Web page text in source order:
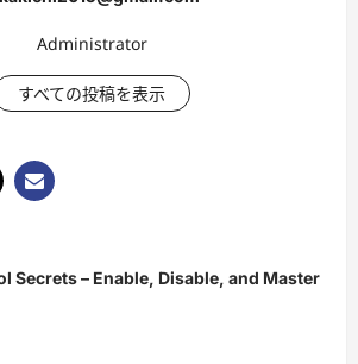
Administrator
すべての投稿を表示
Secrets – Enable, Disable, and Master